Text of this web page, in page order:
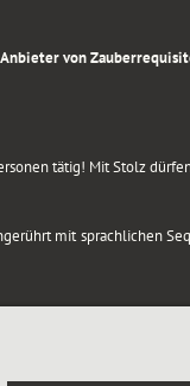
von
tätig! Mit Stolz
mit sprachlichen